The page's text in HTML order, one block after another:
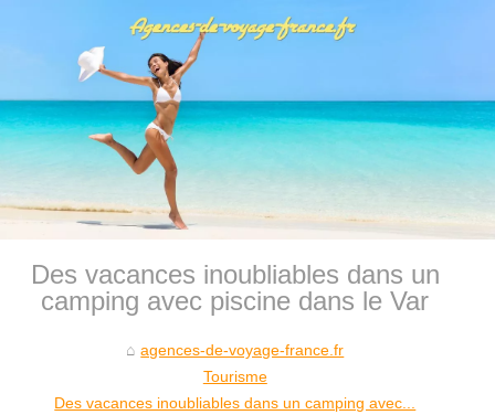
Des vacances inoubliables dans un
camping avec piscine dans le Var
agences-de-voyage-france.fr
Tourisme
Des vacances inoubliables dans un camping avec...